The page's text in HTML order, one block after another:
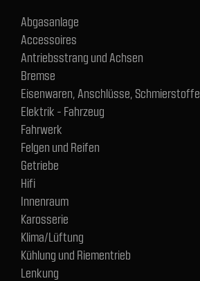
Abgasanlage
Accessoires
Antriebsstrang und Achsen
Bremse
Eisenwaren, Anschlüsse, Schmierstoffe
Elektrik - Fahrzeug
Fahrwerk
Felgen und Reifen
Getriebe
Hifi
Innenraum
Karosserie
Klima/Lüftung
Kühlung und Riementrieb
Lenkung